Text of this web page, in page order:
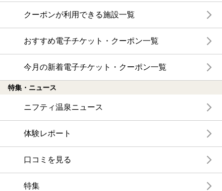
クーポンが利用できる施設一覧
おすすめ電子チケット・クーポン一覧
今月の新着電子チケット・クーポン一覧
特集・ニュース
ニフティ温泉ニュース
体験レポート
口コミを見る
特集